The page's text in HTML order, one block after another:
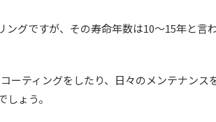
ングですが、その寿命年数は10～15年と言
ーティングをしたり、日々のメンテナンス
ょう。